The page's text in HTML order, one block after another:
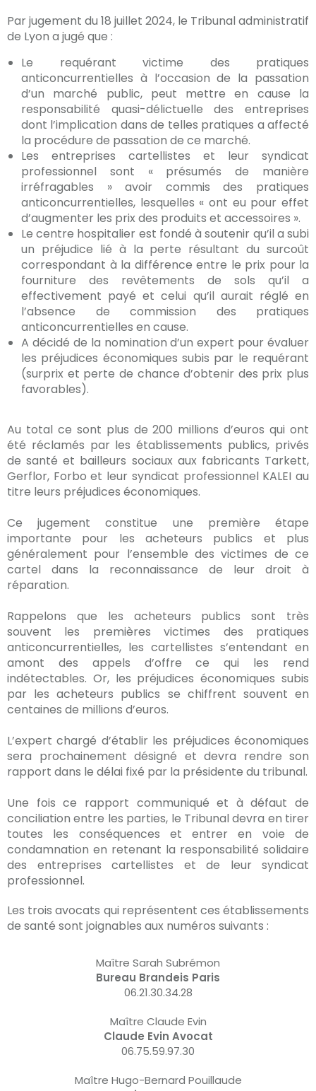
Par jugement du 18 juillet 2024, le Tribunal administratif
de Lyon a jugé que :
Le requérant victime des pratiques
anticoncurrentielles à l’occasion de la passation
d’un marché public, peut mettre en cause la
responsabilité quasi-délictuelle des entreprises
dont l’implication dans de telles pratiques a affecté
la procédure de passation de ce marché.
Les entreprises cartellistes et leur syndicat
professionnel sont « présumés de manière
irréfragables » avoir commis des pratiques
anticoncurrentielles, lesquelles « ont eu pour effet
d’augmenter les prix des produits et accessoires ».
Le centre hospitalier est fondé à soutenir qu’il a subi
un préjudice lié à la perte résultant du surcoût
correspondant à la différence entre le prix pour la
fourniture des revêtements de sols qu’il a
effectivement payé et celui qu’il aurait réglé en
l’absence de commission des pratiques
anticoncurrentielles en cause.
A décidé de la nomination d’un expert pour évaluer
les préjudices économiques subis par le requérant
(surprix et perte de chance d’obtenir des prix plus
favorables).
Au total ce sont plus de 200 millions d’euros qui ont
été réclamés par les établissements publics, privés
de santé et bailleurs sociaux aux fabricants Tarkett,
Gerflor, Forbo et leur syndicat professionnel KALEI au
titre leurs préjudices économiques.
Ce jugement constitue une première étape
importante pour les acheteurs publics et plus
généralement pour l’ensemble des victimes de ce
cartel dans la reconnaissance de leur droit à
réparation.
Rappelons que les acheteurs publics sont très
souvent les premières victimes des pratiques
anticoncurrentielles, les cartellistes s’entendant en
amont des appels d’offre ce qui les rend
indétectables. Or, les préjudices économiques subis
par les acheteurs publics se chiffrent souvent en
centaines de millions d’euros.
L’expert chargé d’établir les préjudices économiques
sera prochainement désigné et devra rendre son
rapport dans le délai fixé par la présidente du tribunal.
Une fois ce rapport communiqué et à défaut de
conciliation entre les parties, le Tribunal devra en tirer
toutes les conséquences et entrer en voie de
condamnation en retenant la responsabilité solidaire
des entreprises cartellistes et de leur syndicat
professionnel.
Les trois avocats qui représentent ces établissements
de santé sont joignables aux numéros suivants :
Maître Sarah Subrémon
Bureau Brandeis Paris
06.21.30.34.28
Maître Claude Evin
Claude Evin Avocat
06.75.59.97.30
Maître Hugo-Bernard Pouillaude